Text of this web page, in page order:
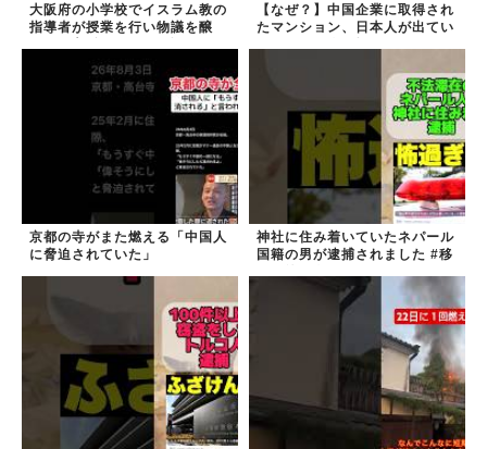
大阪府の小学校でイスラム教の
指導者が授業を行い物議を醸
【なぜ？】中国企業に取得され
たマンション、日本人が出てい
京都の寺がまた燃える「中国人
に脅迫されていた」
神社に住み着いていたネパール
国籍の男が逮捕されました #移